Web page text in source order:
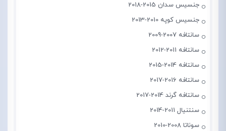
جنسیس سدان 2015-2018
جنسیس کوپه 2010-2013
سانتافه 2007-2009
سانتافه 2011-2012
سانتافه 2014-2015
سانتافه 2016-2017
سانتافه گرند 2014-2017
سنتنیال 2011-2014
سوناتا 2008-2010